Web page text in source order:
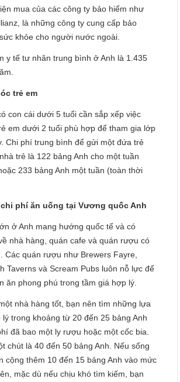
mua của các công ty bảo hiểm như
là những công ty cung cấp bảo
khỏe cho người nước ngoài.
y tế tư nhân trung bình ở Anh là 1.435
trẻ em
con cái dưới 5 tuổi cần sắp xếp việc
em dưới 2 tuổi phù hợp để tham gia lớp
Chi phí trung bình để gửi một đứa trẻ
trẻ là 122 bảng Anh cho một tuần
233 bảng Anh một tuần (toàn thời
phí ăn uống tại Vương quốc Anh
ở Anh mang hướng quốc tế và có
nhà hàng, quán cafe và quán rượu có
Các quán rượu như Brewers Fayre,
Taverns và Scream Pubs luôn nỗ lực để
ăn phong phú trong tầm giá hợp lý.
nhà hàng tốt, bạn nên tìm những lựa
trong khoảng từ 20 đến 25 bảng Anh
đã bao một ly rượu hoặc một cốc bia.
chút là 40 đến 50 bảng Anh. Nếu sống
cộng thêm 10 đến 15 bảng Anh vào mức
mặc dù nếu chịu khó tìm kiếm, bạn